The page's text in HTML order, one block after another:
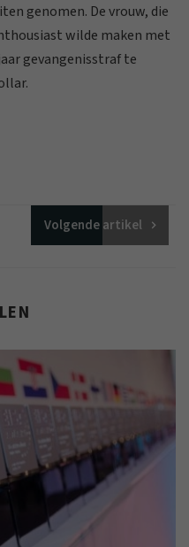
genomen. De vrouw, die
wilde maken met
gevangenisstraf te
Volgendeartikel